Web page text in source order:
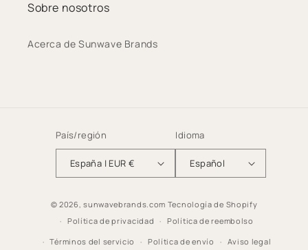
Sobre nosotros
Acerca de Sunwave Brands
País/región
España | EUR €
Idioma
Español
© 2026,sunwavebrands.com Tecnología de Shopify
Política de privacidad
Política de reembolso
Términos del servicio
Política de envío Aviso legal